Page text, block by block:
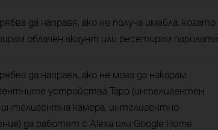
да направя, ако не получа имейла, когато
облачен акаунт или ресетирам паролата
да направя, ако не мога да накарам
устройства Tapo (интелигентен
камера, интелигентно
да работят с Alexa или Google Home